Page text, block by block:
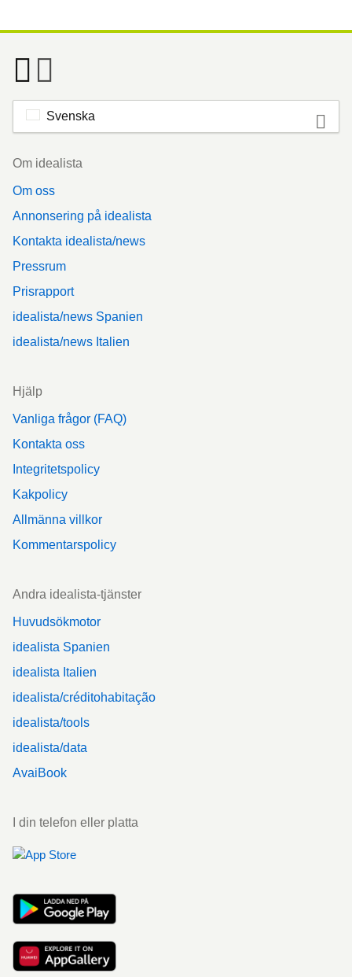
Svenska
Footer
Om idealista
Om oss
Annonsering på idealista
Kontakta idealista/news
Pressrum
Prisrapport
idealista/news Spanien
idealista/news Italien
Hjälp
Vanliga frågor (FAQ)
Kontakta oss
Integritetspolicy
Kakpolicy
Allmänna villkor
Kommentarspolicy
Andra idealista-tjänster
Huvudsökmotor
idealista Spanien
idealista Italien
idealista/créditohabitação
idealista/tools
idealista/data
AvaiBook
I din telefon eller platta